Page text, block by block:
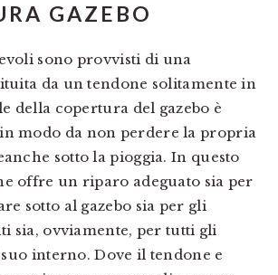
GAZEBO
sono provvisti di una
da un tendone solitamente in
della copertura del gazebo è
modo da non perdere la propria
sotto la pioggia. In questo
offre un riparo adeguato sia per
sotto al gazebo sia per gli
sia, ovviamente, per tutti gli
interno. Dove il tendone e